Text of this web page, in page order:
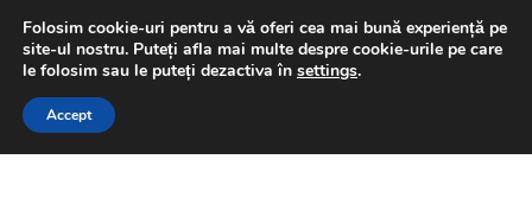
LIVRARE de la 33 lei
luni-vineri 9 a.m. - 4 p.m.031 229 6816
Sari
Sari
Folosim cookie-uri pentru a vă oferi cea mai bună experiență pe
site-ul nostru. Puteți afla mai multe despre cookie-urile pe care
le folosim sau le puteți dezactiva în settings.
Accept